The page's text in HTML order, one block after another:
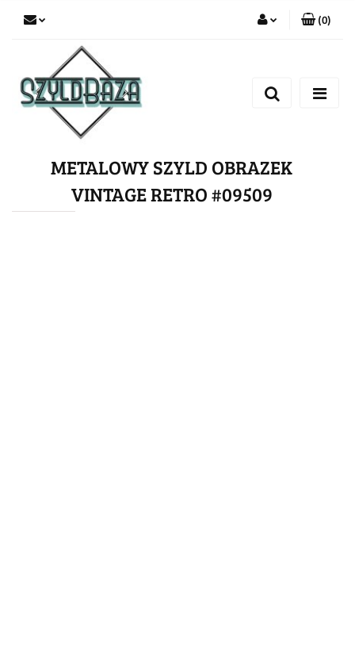
Zarejestruj się
(0)
METALOWY SZYLD OBRAZEK
VINTAGE RETRO #09509